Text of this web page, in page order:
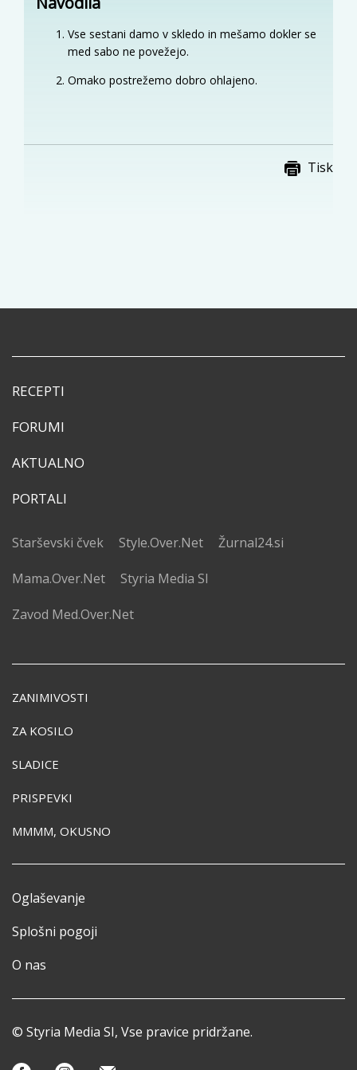
Vse sestani damo v skledo in mešamo dokler se
med sabo ne povežejo.
Omako postrežemo dobro ohlajeno.
Tisk
RECEPTI
FORUMI
AKTUALNO
PORTALI
Starševski čvek Style.Over.Net Žurnal24.si
Mama.Over.Net Styria Media SI
Zavod Med.Over.Net
ZANIMIVOSTI
ZA KOSILO
SLADICE
PRISPEVKI
MMMM, OKUSNO
Oglaševanje
Splošni pogoji
O nas
© Styria Media SI, Vse pravice pridržane.